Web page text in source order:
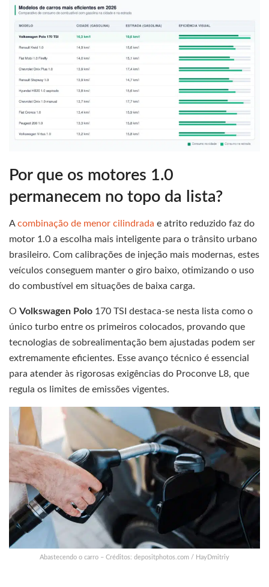
Por que os motores 1.0
permanecem no topo da lista?
Acombinação de menor cilindrada e atrito reduzido faz do
motor 1.0 a escolha mais inteligente para o trânsito urbano
brasileiro. Com calibrações de injeção mais modernas, estes
veículos conseguem manter o giro baixo, otimizando o uso
do combustível em situações de baixa carga.
O Volkswagen Polo 170 TSI destaca-se nesta lista como o
único turbo entre os primeiros colocados, provando que
tecnologias de sobrealimentação bem ajustadas podem ser
extremamente eficientes. Esse avanço técnico é essencial
para atender às rigorosas exigências do Proconve L8, que
regula os limites de emissões vigentes.
Abastecendo o carro – Créditos: depositphotos.com / HayDmitriy